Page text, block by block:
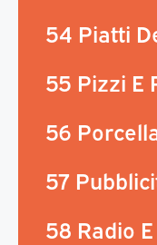
54 Piatti
55 Pizzi E
56
57
58 Radio